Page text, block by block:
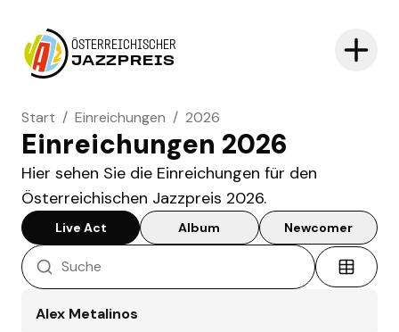
ÖSTERREICHISCHER
JAZZPREIS
Start / Einreichungen / 2026
Einreichungen 2026
Hier sehen Sie die Einreichungen für den
Österreichischen Jazzpreis 2026.
Live Act Album Newcomer
Alex Metalinos